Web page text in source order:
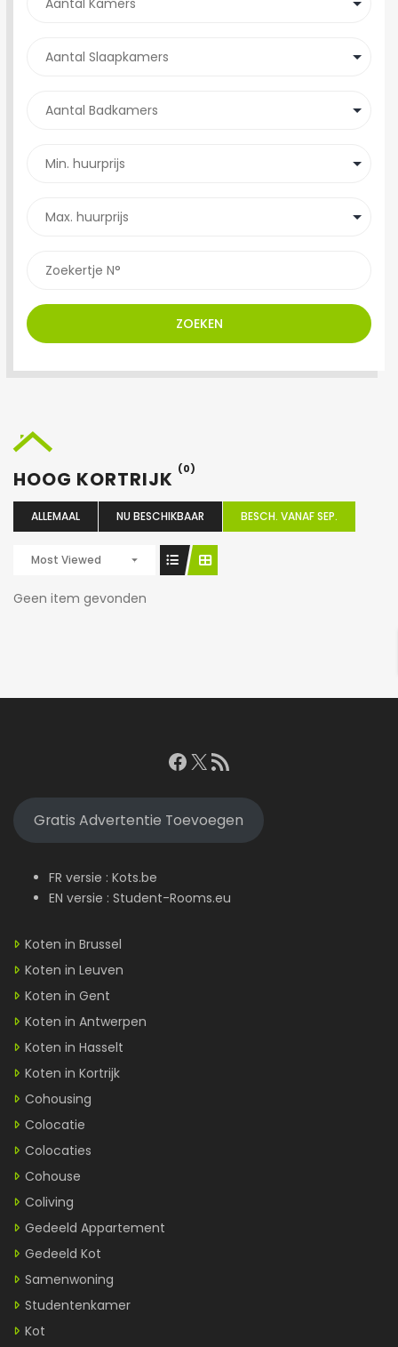
ZOEKEN
HOOG KORTRIJK (0)
ALLEMAAL NU BESCHIKBAAR BESCH. VANAF SEP.
Most Viewed
Geen item gevonden
Facebook
X RSS feed
Gratis Advertentie Toevoegen
FR versie : Kots.be
EN versie : Student-Rooms.eu
Koten in Brussel
Koten in Leuven
Koten in Gent
Koten in Antwerpen
Koten in Hasselt
Koten in Kortrijk
Cohousing
Colocatie
Colocaties
Cohouse
Coliving
Gedeeld Appartement
Gedeeld Kot
Samenwoning
Studentenkamer
Kot